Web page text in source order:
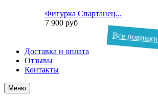
Фигурка Спартанец...
7 900 руб
Все новинки
Доставка и оплата
Отзывы
Контакты
Меню